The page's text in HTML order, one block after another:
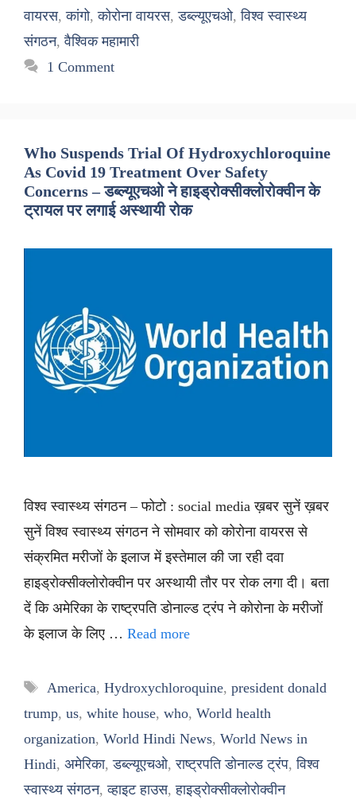
वायरस,कांगो,कोरोना वायरस,डब्ल्यूएचओ,विश्व स्वास्थ्य
संगठन,वैश्विक महामारी
1 Comment
Who Suspends Trial Of Hydroxychloroquine
As Covid 19 Treatment Over Safety
Concerns – डब्ल्यूएचओ ने हाइड्रोक्सीक्लोरोक्वीन के
ट्रायल पर लगाई अस्थायी रोक
विश्व स्वास्थ्य संगठन – फोटो : social media ख़बर सुनें ख़बर
सुनें विश्व स्वास्थ्य संगठन ने सोमवार को कोरोना वायरस से
संक्रमित मरीजों के इलाज में इस्तेमाल की जा रही दवा
हाइड्रोक्सीक्लोरोक्वीन पर अस्थायी तौर पर रोक लगा दी। बता
दें कि अमेरिका के राष्ट्रपति डोनाल्ड ट्रंप ने कोरोना के मरीजों
के इलाज के लिए … Read more
Tags
America, Hydroxychloroquine, president donald
trump, us, white house, who, World health
organization, World Hindi News, World News in
Hindi, अमेरिका,डब्ल्यूएचओ,राष्ट्रपति डोनाल्ड ट्रंप,विश्व
स्वास्थ्य संगठन,व्हाइट हाउस,हाइड्रोक्सीक्लोरोक्वीन